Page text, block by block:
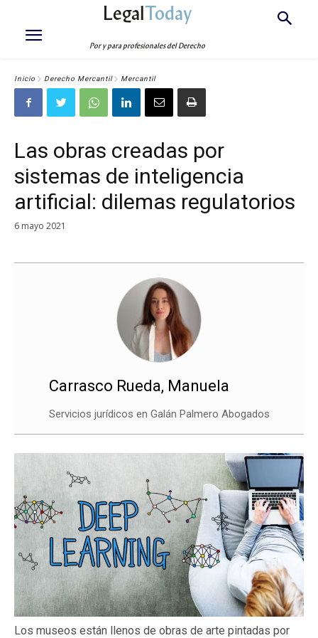
LegalToday
Por y para profesionales del Derecho
Inicio Derecho Mercantil Mercantil
Las obras creadas por
sistemas de inteligencia
artificial: dilemas regulatorios
6 mayo 2021
Carrasco Rueda, Manuela
Servicios jurídicos en Galán Palmero Abogados
Los museos están llenos de obras de arte pintadas por